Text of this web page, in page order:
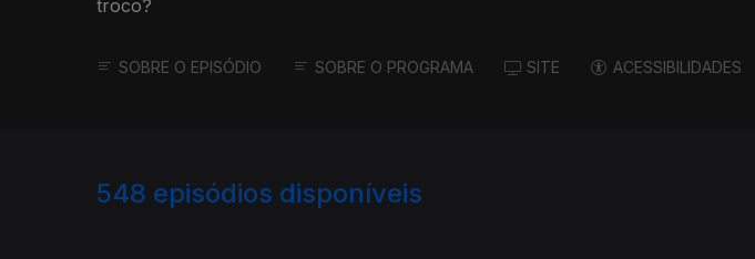
troco?
SOBRE O EPISÓDIO SOBRE O PROGRAMA SITE ACESSIBILIDADES
548 episódios disponíveis